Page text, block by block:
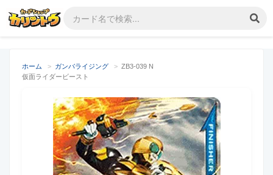
ホーム > ガンバライジング > ZB3-039 N
仮面ライダービースト